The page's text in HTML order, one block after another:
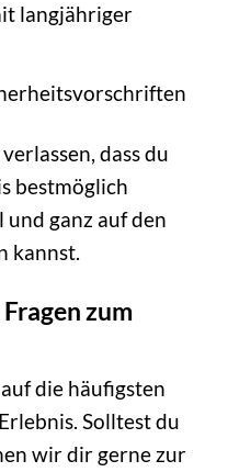
langjähriger
dass du
bestmöglich
ganz auf den
kannst.
zum
die häufigsten
Solltest du
wir dir gerne zur